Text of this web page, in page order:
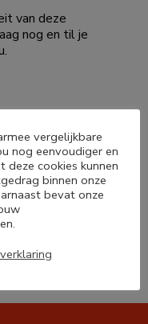
van deze
nog en til je
vergelijkbare
nog eenvoudiger en
deze cookies kunnen
binnen onze
bevat onze